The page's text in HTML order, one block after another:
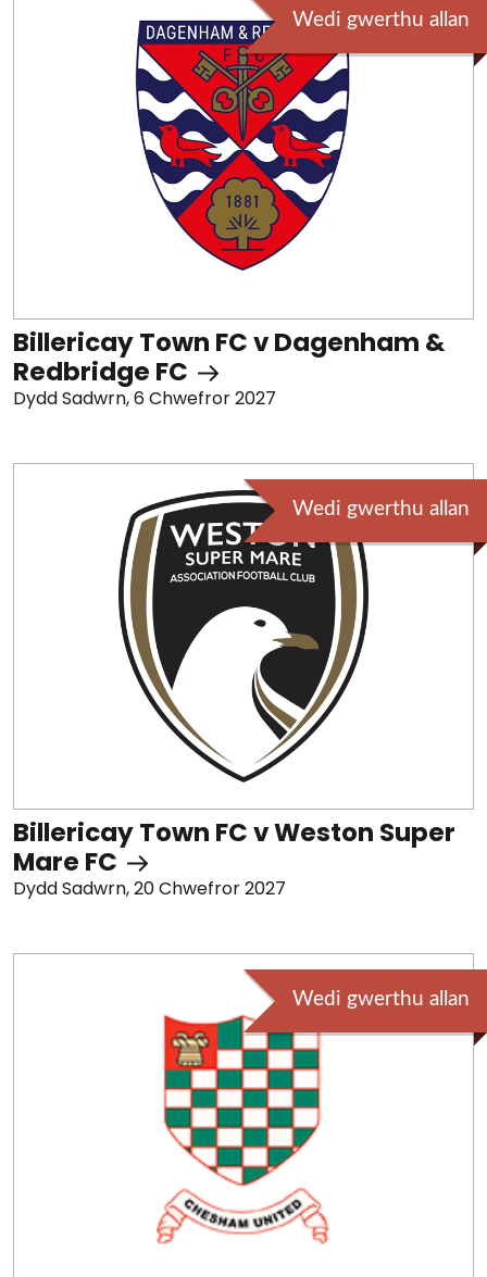
Wedi gwerthu allan
Billericay Town FC v Dagenham &
Redbridge FC
Dydd Sadwrn, 6 Chwefror 2027
Wedi gwerthu allan
Billericay Town FC v Weston Super
Mare FC
Dydd Sadwrn, 20 Chwefror 2027
Wedi gwerthu allan